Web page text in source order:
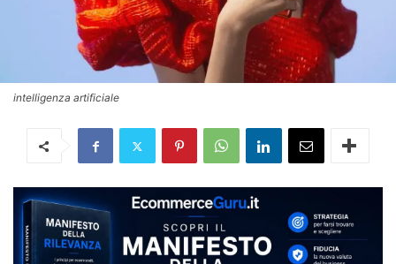
intelligenza artificiale